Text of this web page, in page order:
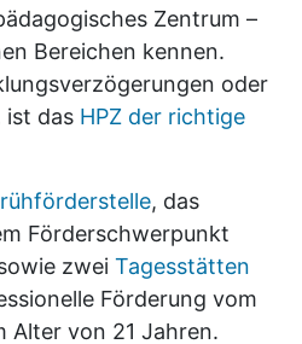
Zentrum –
Bereichen kennen.
oder
ist das HPZ der richtige
, das
Förderschwerpunkt
zwei Tagesstätten
Förderung vom
Alter von 21 Jahren.